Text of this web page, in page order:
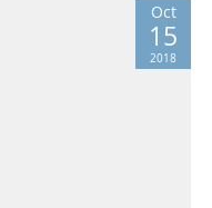
Oct
15
2018